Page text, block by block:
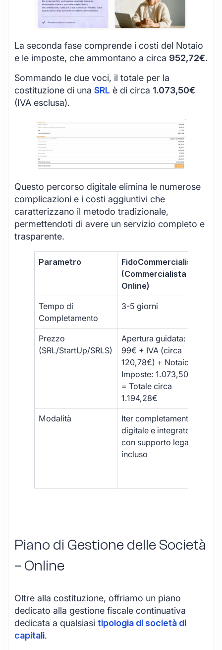
La seconda fase comprende i costi del Notaio
e le imposte, che ammontano a circa 952,72€.
Sommando le due voci, il totale per la
costituzione di una SRL è di circa 1.073,50€
(IVA esclusa).
Questo percorso digitale elimina le numerose
complicazioni e i costi aggiuntivi che
caratterizzano il metodo tradizionale,
permettendoti di avere un servizio completo e
trasparente.
Parametro
FidoCommercialista
(Commercialista
Online)
Tempo di
Completamento
3-5 giorni
Prezzo
(SRL/StartUp/SRLS)
Apertura guidata:
99€ + IVA (circa
120,78€) + Notaio e
Imposte: 1.073,50€
= Totale circa
1.194,28€
Modalità
Iter completamente
digitale e integrato,
con supporto legale
incluso
Piano di Gestione delle Società
– Online
Oltre alla costituzione, offriamo un piano
dedicato alla gestione fiscale continuativa
dedicata a qualsiasi tipologia di società di
capitali.